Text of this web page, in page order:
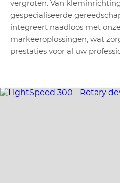
vergroten. Van
gespecialiseerde
integreert naadloos met
markeeroplossingen, wat
prestaties voor al uw